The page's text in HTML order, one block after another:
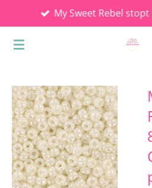
direct
naar
My Sweet Rebel